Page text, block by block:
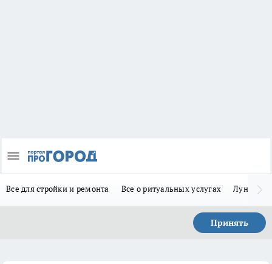
Все для стройки и ремонта Все о ритуальных услугах Лунно-
Принять